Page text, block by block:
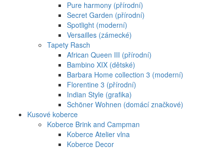
Pure harmony (přírodní)
Secret Garden (přírodní)
Spotlight (moderní)
Versailles (zámecké)
Tapety Rasch
African Queen III (přírodní)
Bambino XIX (dětské)
Barbara Home collection 3 (moderní)
Florentine 3 (přírodní)
Indian Style (grafika)
Schöner Wohnen (domácí značkové)
Kusové koberce
Koberce Brink and Campman
Koberce Atelier vlna
Koberce Decor